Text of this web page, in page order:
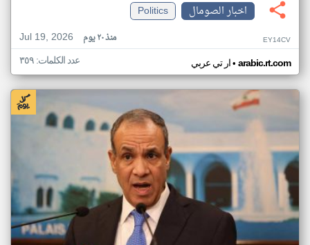
اخبار الصومال
Politics
Jul 19, 2026
منذ ٢٠ يوم EY14CV
ار تي عربي• arabic.rt.com عدد الكلمات: ٣٥٩